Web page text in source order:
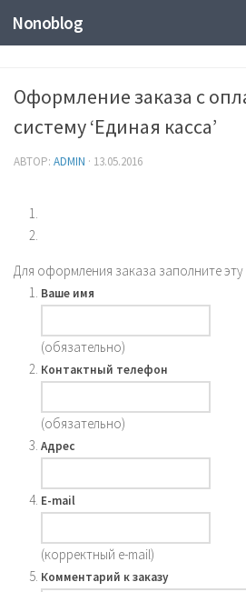
Nonoblog
Оформление заказа с
систему ‘Единая касса’
АВТОР: ADMIN · 13.05.2016
Для оформления заказа заполните
Ваше имя
(обязательно)
Контактный телефон
(обязательно)
Адрес
E-mail
(корректный e-mail)
Комментарий к заказу